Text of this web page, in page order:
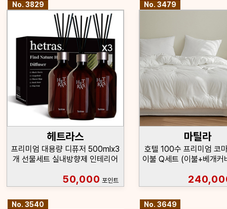
No. 3829
헤트라스
프리미엄 대용량 디퓨저 500mlx3
개 선물세트 실내방향제 인테리어
50,000 포인트
No. 3479
마틸라
호텔 100수 프리미엄 코
이불 Q세트 (이불+베개커
No. 3540 No. 3649